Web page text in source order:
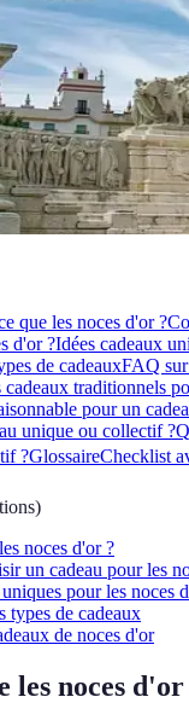
que les noces d'or ?
d'or ?Idées cadeaux
de cadeauxFAQ sur
traditionnels
pour un
unique ou collectif ?
?GlossaireChecklist
)
noces d'or ?
un cadeau pour les
pour les noces
types de cadeaux
de noces d'or
les noces d'or